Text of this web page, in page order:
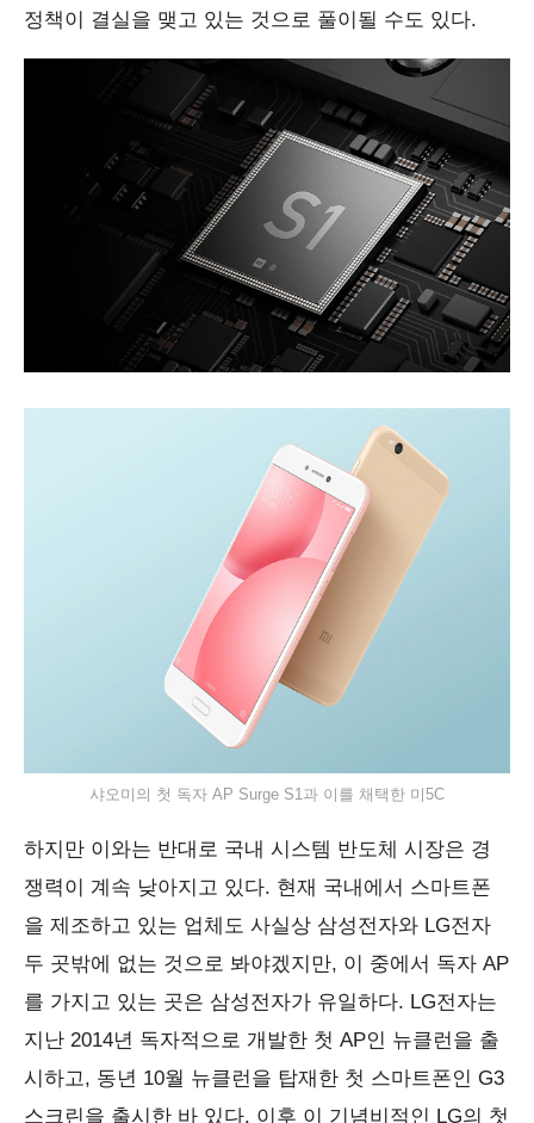
정책이 결실을 맺고 있는 것으로 풀이될 수도 있다.
샤오미의 첫 독자 AP Surge S1과 이를 채택한 미5C
하지만 이와는 반대로 국내 시스템 반도체 시장은 경
쟁력이 계속 낮아지고 있다. 현재 국내에서 스마트폰
을 제조하고 있는 업체도 사실상 삼성전자와 LG전자
두 곳밖에 없는 것으로 봐야겠지만, 이 중에서 독자 AP
를 가지고 있는 곳은 삼성전자가 유일하다. LG전자는
지난 2014년 독자적으로 개발한 첫 AP인 뉴클런을 출
시하고, 동년 10월 뉴클런을 탑재한 첫 스마트폰인 G3
스크린을 출시한 바 있다. 이후 이 기념비적인 LG의 첫